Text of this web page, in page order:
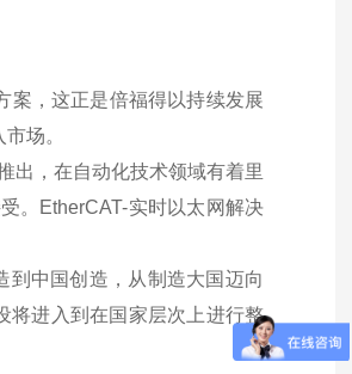
案，这正是倍福得以持续发展
场。
出，在自动化技术领域有着里
。EtherCAT-实时以太网解决
到中国创造，从制造大国迈向
将进入到在国家层次上进行整